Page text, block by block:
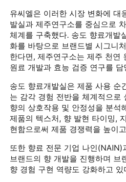
유씨엘은 이러한 시장 변화에 대
발실과 제주연구소를 중심으로
체계를 구축했다. 송도 향료개발
화를 바탕으로 브랜드별 시그니
한다면, 제주연구소는 제주 천연
원료 개발과 효능 검증 연구를 담
송도 향료개발실은 제품 사용 순
는 감각 경험 전반을 체계적으로
향의 상호작용 및 안정성을 분석
제품의 텍스처, 향 발현 타이밍,
현함으로써 제품 경쟁력을 높이
또한 향료 전문 기업 나인
브랜드의 향 개발을 진행하며 브
향 경험 구현 역량도 강화하고 있